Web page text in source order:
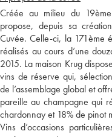
Créée au milieu du
propose, depuis sa
Cuvée. Celle-ci, la 171ème
réalisés au cours d’une
2015. La maison Krug
vins de réserve qui,
de l’assemblage global et
pareille au champagne qui
chardonnay et 18% de pinot
Vins d’occasions